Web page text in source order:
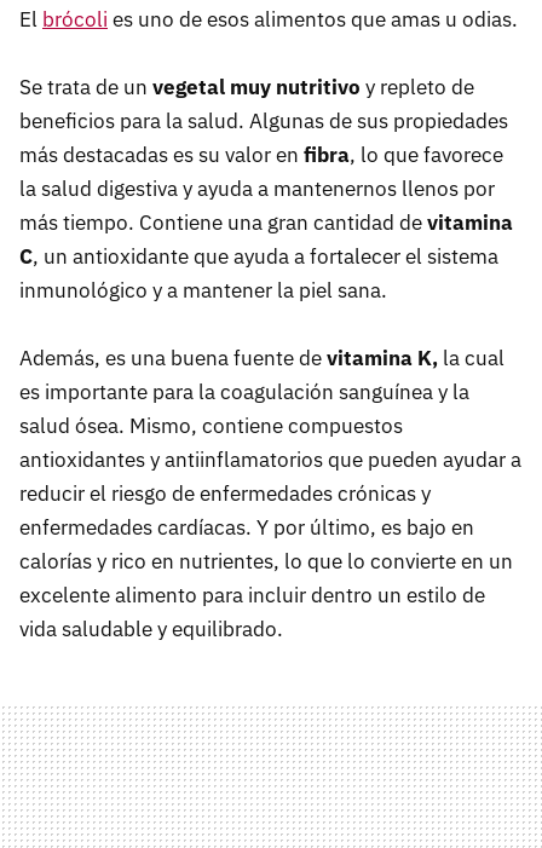
El brócoli es uno de esos alimentos que amas u odias.
Se trata de un vegetal muy nutritivo y repleto de
beneficios para la salud. Algunas de sus propiedades
más destacadas es su valor en fibra, lo que favorece
la salud digestiva y ayuda a mantenernos llenos por
más tiempo. Contiene una gran cantidad devitamina
C, un antioxidante que ayuda a fortalecer el sistema
inmunológico y a mantener la piel sana.
Además, es una buena fuente devitamina K, la cual
es importante para la coagulación sanguínea y la
salud ósea. Mismo, contiene compuestos
antioxidantes y antiinflamatorios que pueden ayudar a
reducir el riesgo de enfermedades crónicas y
enfermedades cardíacas. Y por último, es bajo en
calorías y rico en nutrientes, lo que lo convierte en un
excelente alimento para incluir dentro un estilo de
vida saludable y equilibrado.